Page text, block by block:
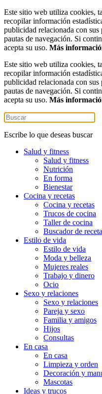
Este sitio web utiliza cookies,
recopilar información
publicidad relacionada con sus
pautas de navegación. Si
acepta su uso. Más
Este sitio web utiliza cookies,
recopilar información
publicidad relacionada con sus
pautas de navegación. Si
acepta su uso. Más
Escribe lo que deseas buscar
Salud y fitness
Salud y fitness
Nutrición
En forma
Bienestar
Cocina y recetas
Cocina y recetas
Trucos de cocina
Taller de cocina
Buscador de
Estilo de vida
Estilo de vida
Moda y belleza
Mujeres reales
Trabajo y dinero
Ocio
Sexo y relaciones
Sexo y relaciones
Pareja y sexo
Familia y amigos
Hijos
Consultas
En casa
En casa
Limpieza y orden
Decoración y
Mascotas
Ideas y trucos